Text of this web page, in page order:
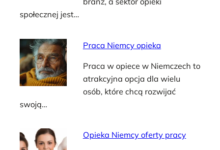
społecznej jest…
Praca Niemcy opieka
Praca w opiece w Niemczech to
atrakcyjna opcja dla wielu
osób, które chcą rozwijać
swoją…
Opieka Niemcy oferty pracy